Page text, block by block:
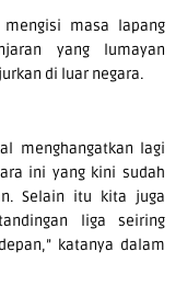
masa lapang
yang lumayan
di luar negara.
menghangatkan lagi
ini yang kini sudah
Selain itu kita juga
liga seiring
katanya dalam